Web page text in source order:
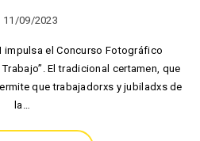
11/09/2023
impulsa el Concurso Fotográfico
El tradicional certamen, que
que trabajadorxs y jubiladxs de
la…